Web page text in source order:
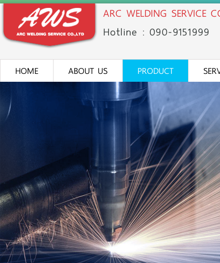
ARC WELDING SERVICE
Hotline : 090-9151999
HOME ABOUT US PRODUCT